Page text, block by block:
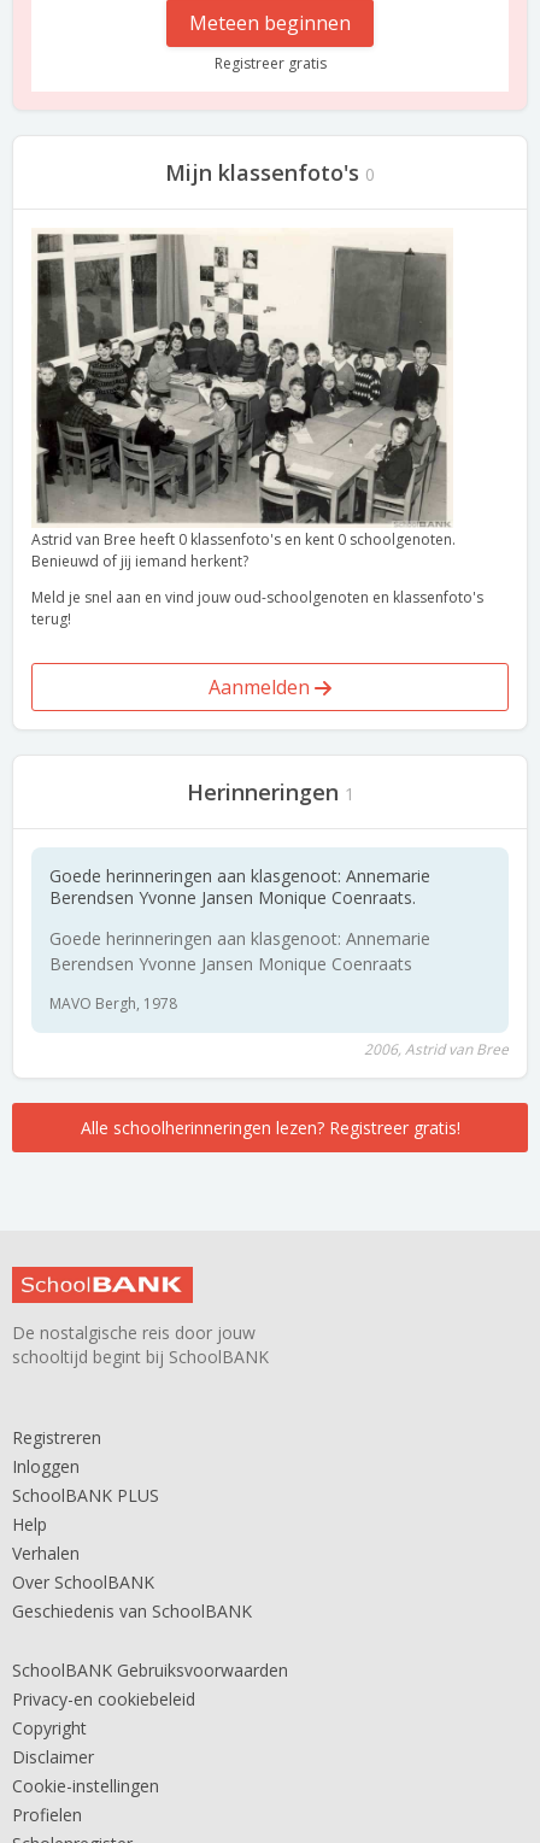
Meteen beginnen
Registreer gratis
Mijn klassenfoto's 0
Astrid van Bree heeft 0 klassenfoto's en kent 0 schoolgenoten.
Benieuwd of jij iemand herkent?
Meld je snel aan en vind jouw oud-schoolgenoten en klassenfoto's
terug!
Aanmelden
Herinneringen 1
Goede herinneringen aan klasgenoot: Annemarie
Berendsen Yvonne Jansen Monique Coenraats.
Goede herinneringen aan klasgenoot: Annemarie
Berendsen Yvonne Jansen Monique Coenraats
MAVO Bergh, 1978
2006, Astrid van Bree
Alle schoolherinneringen lezen? Registreer gratis!
De nostalgische reis door jouw
schooltijd begint bij SchoolBANK
Registreren
Inloggen
SchoolBANK PLUS
Help
Verhalen
Over SchoolBANK
Geschiedenis van SchoolBANK
SchoolBANK Gebruiksvoorwaarden
Privacy-en cookiebeleid
Copyright
Disclaimer
Cookie-instellingen
Profielen